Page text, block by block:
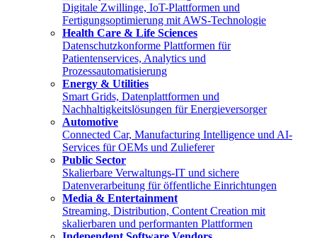
Digitale Zwillinge, IoT-Plattformen und
Fertigungsoptimierung mit AWS-Technologie
Health Care & Life Sciences
Datenschutzkonforme Plattformen für
Patientenservices, Analytics und
Prozessautomatisierung
Energy & Utilities
Smart Grids, Datenplattformen und
Nachhaltigkeitslösungen für Energieversorger
Automotive
Connected Car, Manufacturing Intelligence und AI-
Services für OEMs und Zulieferer
Public Sector
Skalierbare Verwaltungs-IT und sichere
Datenverarbeitung für öffentliche Einrichtungen
Media & Entertainment
Streaming, Distribution, Content Creation mit
skalierbaren und performanten Plattformen